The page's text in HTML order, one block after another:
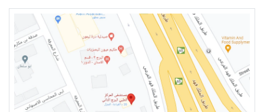
عيون الطفل الرضيع